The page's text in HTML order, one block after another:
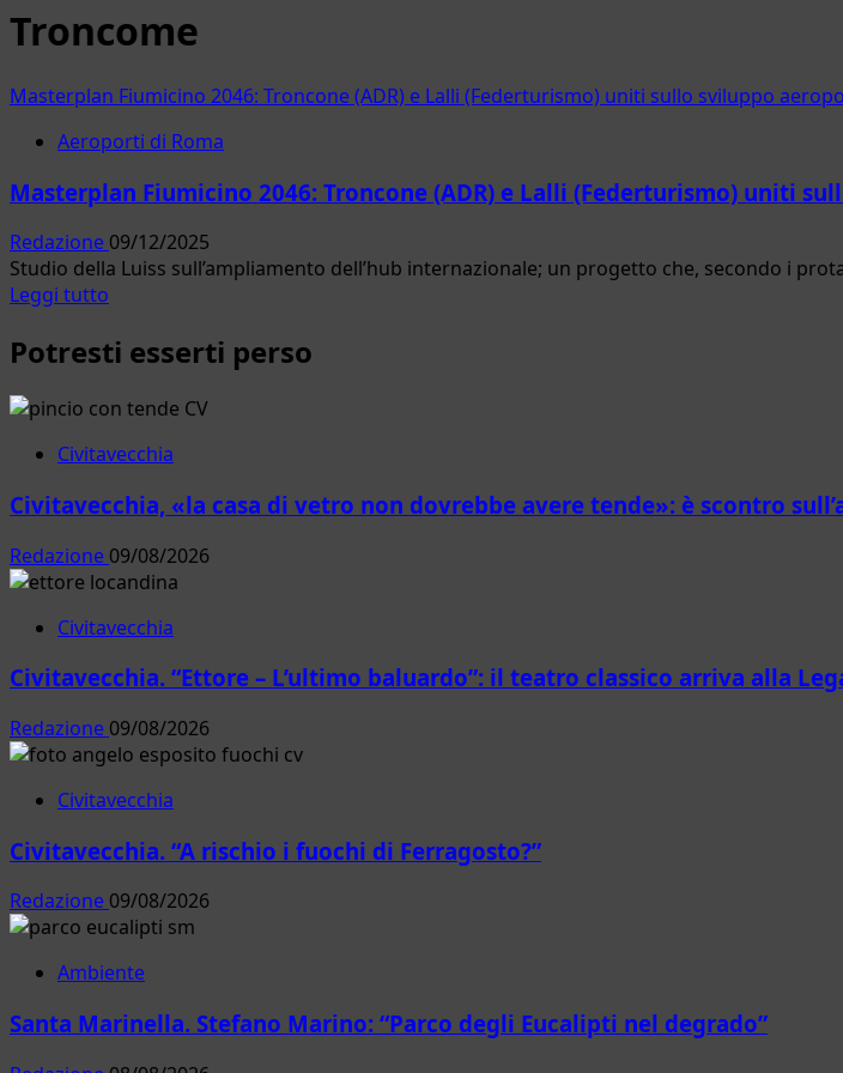
Troncome
Masterplan Fiumicino 2046: Troncone (ADR) e Lalli (Federturismo) uniti sullo sviluppo
Aeroporti di Roma
Masterplan Fiumicino 2046: Troncone (ADR) e Lalli (Federturismo) uniti
Redazione 09/12/2025
Studio della Luiss sull’ampliamento dell’hub internazionale; un progetto che, secondo i
Leggi tutto
più
Masterplan
2046:
(ADR)
Lalli
(Federturismo)
sullo
sviluppo
aeroportuale
Potresti esserti perso
Civitavecchia
Civitavecchia, «la casa di vetro non dovrebbe avere tende»: è scontro
Redazione 09/08/2026
Civitavecchia
Civitavecchia. “Ettore – L’ultimo baluardo”: il teatro classico arriva alla
Redazione 09/08/2026
Civitavecchia
Civitavecchia. “A rischio i fuochi di Ferragosto?”
Redazione 09/08/2026
Ambiente
Santa Marinella. Stefano Marino: “Parco degli Eucalipti nel degrado”